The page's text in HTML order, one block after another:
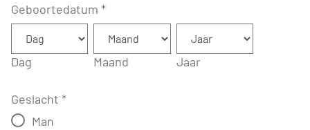
Geboortedatum *
Dag Maand Jaar
Geslacht *
Man